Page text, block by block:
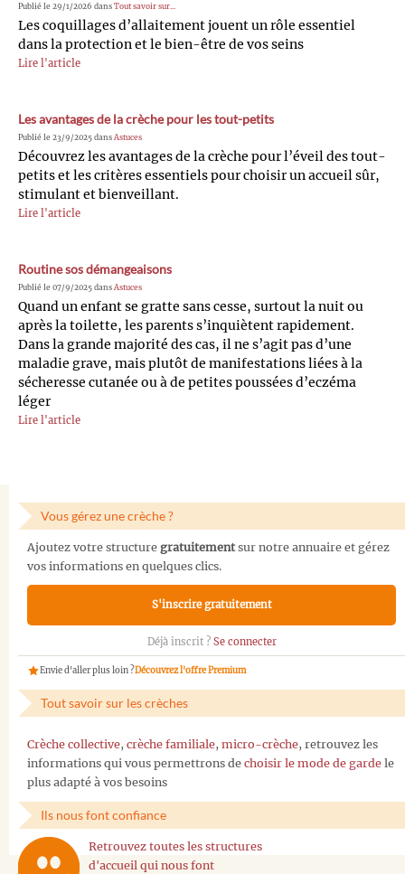
Publié le 29/1/2026 dans Tout savoir sur...
Les coquillages d’allaitement jouent un rôle essentiel
dans la protection et le bien-être de vos seins
Lire l'article
Les avantages de la crèche pour les tout-petits
Publié le 23/9/2025 dans Astuces
Découvrez les avantages de la crèche pour l’éveil des tout-
petits et les critères essentiels pour choisir un accueil sûr,
stimulant et bienveillant.
Lire l'article
Routine sos démangeaisons
Publié le 07/9/2025 dans Astuces
Quand un enfant se gratte sans cesse, surtout la nuit ou
après la toilette, les parents s’inquiètent rapidement.
Dans la grande majorité des cas, il ne s’agit pas d’une
maladie grave, mais plutôt de manifestations liées à la
sécheresse cutanée ou à de petites poussées d’eczéma
léger
Lire l'article
Vous gérez une crèche ?
Ajoutez votre structure gratuitementsur notre annuaire et gérez
vos informations en quelques clics.
S'inscrire gratuitement
Déjà inscrit ? Se connecter
Envie d'aller plus loin ?Découvrez l'offre Premium
Tout savoir sur les crèches
Crèche collective, crèche familiale, micro-crèche, retrouvez les
informations qui vous permettrons de choisir le mode de garde le
plus adapté à vos besoins
Ils nous font confiance
Retrouvez toutes les structures
d'accueil qui nous font